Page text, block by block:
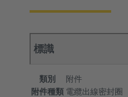
標識
類別
附件
附件種類 電纜出線密封圈